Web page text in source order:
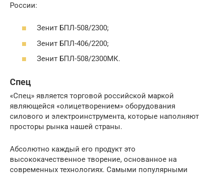
России:
Зенит БПЛ-508/2300;
Зенит БПЛ-406/2200;
Зенит БПЛ-508/2300МК.
Спец
«Спец» является торговой российской маркой
являющейся «олицетворением» оборудования
силового и электроинструмента, которые наполняют
просторы рынка нашей страны.
Абсолютно каждый его продукт это
высококачественное творение, основанное на
современных технологиях. Самыми популярными